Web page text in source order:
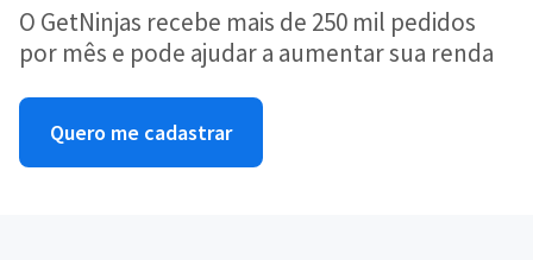
O GetNinjas recebe mais de 250 mil pedidos
por mês e pode ajudar a aumentar sua renda
Quero me cadastrar